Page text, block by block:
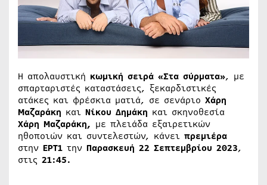
Η απολαυστική κωμική σειρά «Στα σύρματα», με
σπαρταριστές καταστάσεις, ξεκαρδιστικές
ατάκες και φρέσκια ματιά, σε σενάριο Χάρη
Μαζαράκη και Νίκου Δημάκη και σκηνοθεσία
Χάρη Μαζαράκη, με πλειάδα εξαιρετικών
ηθοποιών και συντελεστών, κάνει πρεμιέρα
στην ΕΡΤ1 την Παρασκευή 22 Σεπτεμβρίου 2023,
στις 21:45.